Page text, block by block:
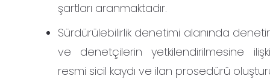
şartları aranmaktadır.
Sürdürülebilirlik denetimi alanında
ve denetçilerin yetkilendirilmesine
resmi sicil kaydı ve ilan prosedürü